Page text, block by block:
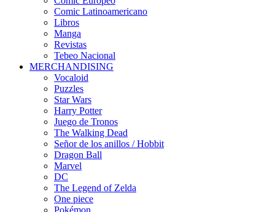
Comic Latinoamericano
Libros
Manga
Revistas
Tebeo Nacional
MERCHANDISING
Vocaloid
Puzzles
Star Wars
Harry Potter
Juego de Tronos
The Walking Dead
Señor de los anillos / Hobbit
Dragon Ball
Marvel
DC
The Legend of Zelda
One piece
Pokémon